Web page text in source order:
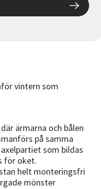
vintern som
ärmarna och bålen
på samma
som bildas
för oket.
helt monteringsfri
mönster